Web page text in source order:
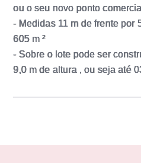
ou o seu novo ponto
- Medidas 11 m de frente por
605 m ²
- Sobre o lote pode ser
9,0 m de altura , ou seja até